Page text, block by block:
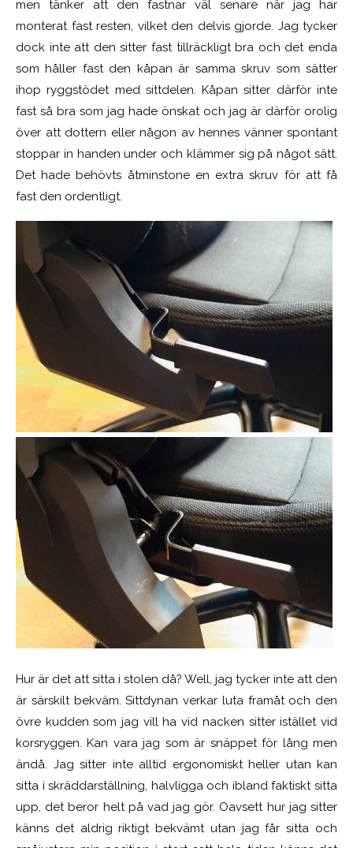
men tänker att den fastnar väl senare när jag har
monterat fast resten, vilket den delvis gjorde. Jag tycker
dock inte att den sitter fast tillräckligt bra och det enda
som håller fast den kåpan är samma skruv som sätter
ihop ryggstödet med sittdelen. Kåpan sitter därför inte
fast så bra som jag hade önskat och jag är därför orolig
över att dottern eller någon av hennes vänner spontant
stoppar in handen under och klämmer sig på något sätt.
Det hade behövts åtminstone en extra skruv för att få
fast den ordentligt.
Hur är det att sitta i stolen då? Well, jag tycker inte att den
är särskilt bekväm. Sittdynan verkar luta framåt och den
övre kudden som jag vill ha vid nacken sitter istället vid
korsryggen. Kan vara jag som är snäppet för lång men
ändå. Jag sitter inte alltid ergonomiskt heller utan kan
sitta i skräddarställning, halvligga och ibland faktiskt sitta
upp, det beror helt på vad jag gör. Oavsett hur jag sitter
känns det aldrig riktigt bekvämt utan jag får sitta och